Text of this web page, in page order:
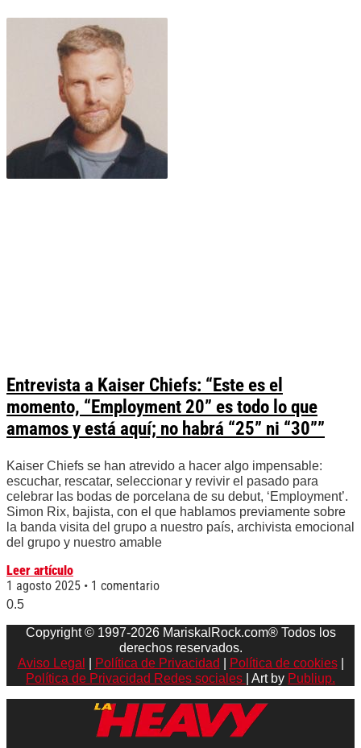
Entrevista a Kaiser Chiefs: “Este es el
momento, “Employment 20” es todo lo que
amamos y está aquí; no habrá “25” ni “30””
Kaiser Chiefs se han atrevido a hacer algo impensable:
escuchar, rescatar, seleccionar y revivir el pasado para
celebrar las bodas de porcelana de su debut, ‘Employment’.
Simon Rix, bajista, con el que hablamos previamente sobre
la banda visita del grupo a nuestro país, archivista emocional
del grupo y nuestro amable
Leer artículo
1 agosto 2025
1 comentario
Copyright © 1997-2026 MariskalRock.com® Todos los
derechos reservados.
Aviso Legal
Política de Privacidad Política de cookies|
Política de Privacidad Redes sociales
| Art by Publiup.